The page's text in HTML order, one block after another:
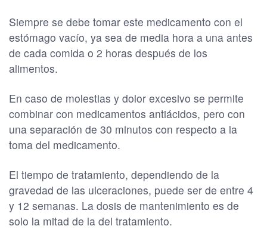
Siempre se debe tomar este medicamento con el
estómago vacío, ya sea de media hora a una antes
de cada comida o 2 horas después de los
alimentos.
En caso de molestias y dolor excesivo se permite
combinar con medicamentos antiácidos, pero con
una separación de 30 minutos con respecto a la
toma del medicamento.
El tiempo de tratamiento, dependiendo de la
gravedad de las ulceraciones, puede ser de entre 4
y 12 semanas. La dosis de mantenimiento es de
solo la mitad de la del tratamiento.